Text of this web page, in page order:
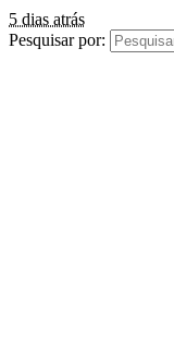
5 dias atrás
Pesquisar por: